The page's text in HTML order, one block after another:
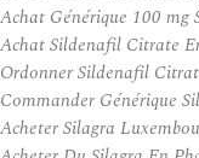
Achat Générique 100 mg
Achat Sildenafil Citrate
Ordonner Sildenafil
Commander Générique
Acheter Silagra